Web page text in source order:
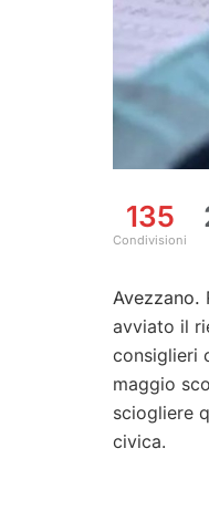
135
Condivisioni
Avezzano.
avviato il
consiglieri
maggio
sciogliere
civica.